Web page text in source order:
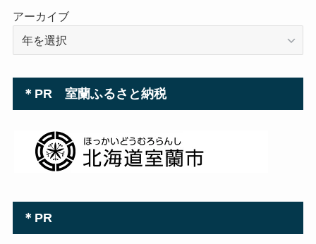
アーカイブ
＊PR 室蘭ふるさと納税
＊PR